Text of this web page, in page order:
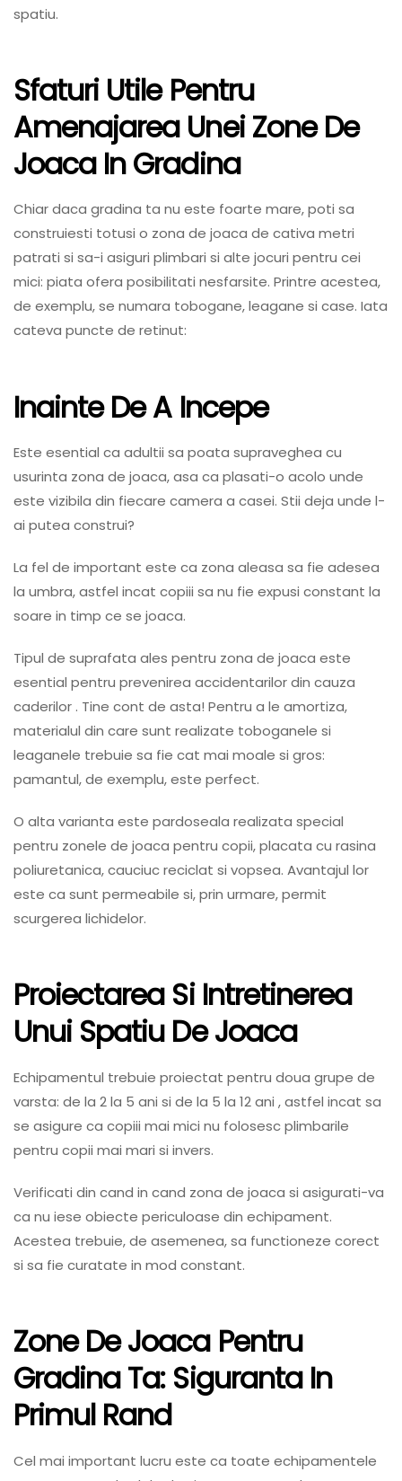
spatiu.
Sfaturi Utile Pentru
Amenajarea Unei Zone De
Joaca In Gradina
Chiar daca gradina ta nu este foarte mare, poti sa
construiesti totusi o zona de joaca de cativa metri
patrati si sa-i asiguri plimbari si alte jocuri pentru cei
mici: piata ofera posibilitati nesfarsite. Printre acestea,
de exemplu, se numara tobogane, leagane si case. Iata
cateva puncte de retinut:
Inainte De A Incepe
Este esential ca adultii sa poata supraveghea cu
usurinta zona de joaca, asa ca plasati-o acolo unde
este vizibila din fiecare camera a casei. Stii deja unde l-
ai putea construi?
La fel de important este ca zona aleasa sa fie adesea
la umbra, astfel incat copiii sa nu fie expusi constant la
soare in timp ce se joaca.
Tipul de suprafata ales pentru zona de joaca este
esential pentru prevenirea accidentarilor din cauza
caderilor . Tine cont de asta! Pentru a le amortiza,
materialul din care sunt realizate toboganele si
leaganele trebuie sa fie cat mai moale si gros:
pamantul, de exemplu, este perfect.
O alta varianta este pardoseala realizata special
pentru zonele de joaca pentru copii, placata cu rasina
poliuretanica, cauciuc reciclat si vopsea. Avantajul lor
este ca sunt permeabile si, prin urmare, permit
scurgerea lichidelor.
Proiectarea Si Intretinerea
Unui Spatiu De Joaca
Echipamentul trebuie proiectat pentru doua grupe de
varsta: de la 2 la 5 ani si de la 5 la 12 ani , astfel incat sa
se asigure ca copiii mai mici nu folosesc plimbarile
pentru copii mai mari si invers.
Verificati din cand in cand zona de joaca si asigurati-va
ca nu iese obiecte periculoase din echipament.
Acestea trebuie, de asemenea, sa functioneze corect
si sa fie curatate in mod constant.
Zone De Joaca Pentru
Gradina Ta: Siguranta In
Primul Rand
Cel mai important lucru este ca toate echipamentele